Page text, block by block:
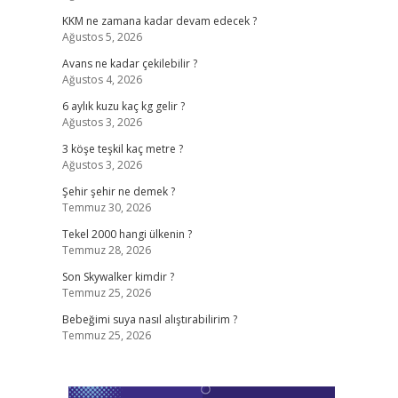
KKM ne zamana kadar devam edecek ?
Ağustos 5, 2026
Avans ne kadar çekilebilir ?
Ağustos 4, 2026
6 aylık kuzu kaç kg gelir ?
Ağustos 3, 2026
3 köşe teşkil kaç metre ?
Ağustos 3, 2026
Şehir şehir ne demek ?
Temmuz 30, 2026
Tekel 2000 hangi ülkenin ?
Temmuz 28, 2026
Son Skywalker kimdir ?
Temmuz 25, 2026
Bebeğimi suya nasıl alıştırabilirim ?
Temmuz 25, 2026